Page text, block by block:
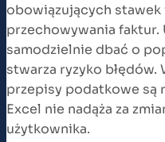
obowiązujących
przechowywania faktur.
samodzielnie dbać o
stwarza ryzyko
przepisy podatkowe są
Excel nie nadąża za
użytkownika.